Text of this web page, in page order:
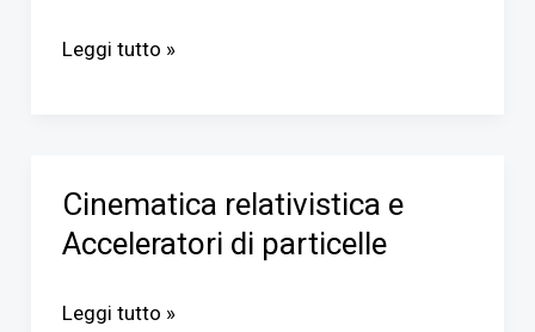
and
Leggi tutto »
Cinematica relativistica e
Acceleratori di particelle
Cinematica
relativistica
Acceleratori
Leggi tutto »